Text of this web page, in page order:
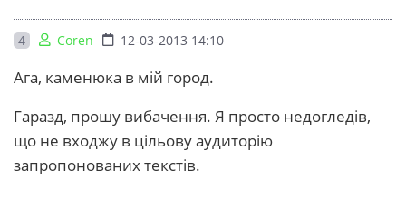
4 Coren 12-03-2013 14:10
Ага, каменюка в мій город.
Гаразд, прошу вибачення. Я просто недогледів,
що не входжу в цільову аудиторію
запропонованих текстів.